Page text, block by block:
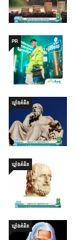
PR
ឃ្លាំង​គំនិត
ឃ្លាំង​គំនិត
ឃ្លាំង​គំនិត